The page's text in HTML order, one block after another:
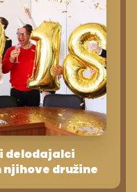
delodajalci
družine